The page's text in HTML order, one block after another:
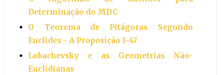
Determinação do MDC
O Teorema de Pitágoras Segundo
Euclides - A Proposição I-47
Lobachevsky e as Geometrias Não-
Euclidianas